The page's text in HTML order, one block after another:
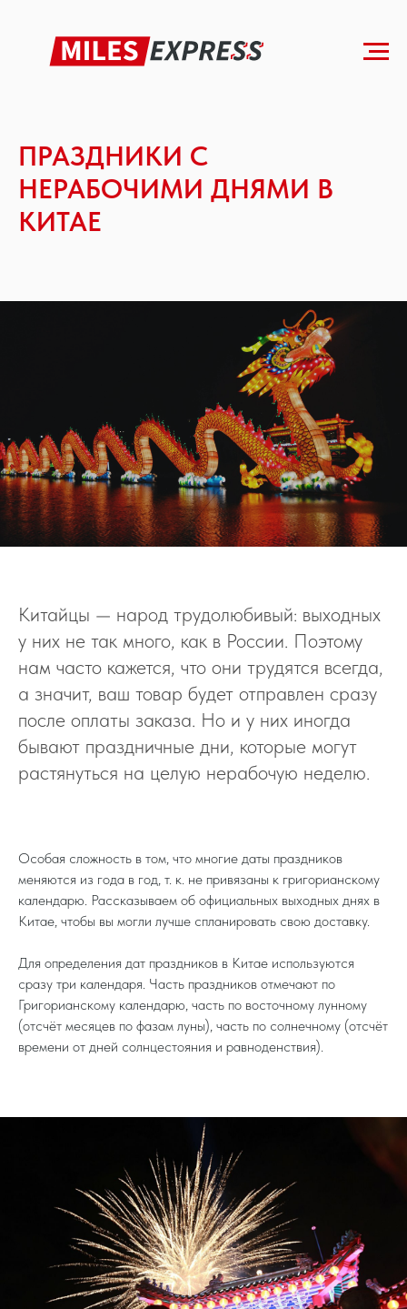
Главная » Блог » Нерабочие дни в Китае
ПРАЗДНИКИ С
НЕРАБОЧИМИ ДНЯМИ В
КИТАЕ
Китайцы — народ трудолюбивый: выходных
у них не так много, как в России. Поэтому
нам часто кажется, что они трудятся всегда,
а значит, ваш товар будет отправлен сразу
после оплаты заказа. Но и у них иногда
бывают праздничные дни, которые могут
растянуться на целую нерабочую неделю.
Особая сложность в том, что многие даты праздников
меняются из года в год, т. к. не привязаны к григорианскому
календарю. Рассказываем об официальных выходных днях в
Китае, чтобы вы могли лучше спланировать свою доставку.
Для определения дат праздников в Китае используются
сразу три календаря. Часть праздников отмечают по
Григорианскому календарю, часть по восточному лунному
(отсчёт месяцев по фазам луны), часть по солнечному (отсчёт
времени от дней солнцестояния и равноденствия).